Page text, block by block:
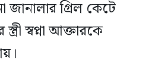
গ্রিল কেটে
স্বপ্না আক্তারকে